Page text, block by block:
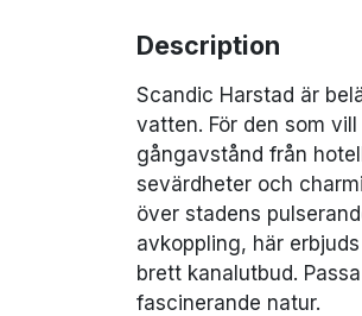
Description
Scandic Harstad är
vatten. För den som
gångavstånd från
sevärdheter och
över stadens
avkoppling, här
brett kanalutbud.
fascinerande natur.